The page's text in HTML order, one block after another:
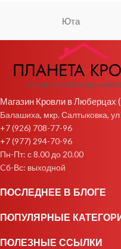
Юта
Магазин Кровли в Люберцах
Балашиха, мкр. Салтыковка,
+7 (926) 708-77-96
+7 (977) 294-70-96
Пн-Пт: с 8.00 до 20.00
Cб-Вс: выходной
ПОСЛЕДНЕЕ В БЛОГЕ
ПОПУЛЯРНЫЕ
ПОЛЕЗНЫЕ ССЫЛКИ